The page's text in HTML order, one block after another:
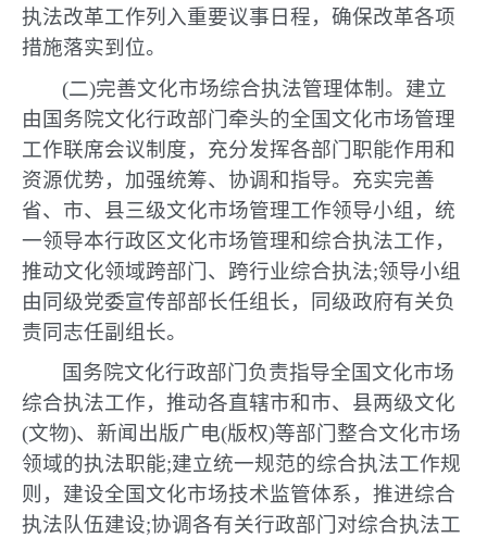
执法改革工作列入重要议事日程，确保改革各项
措施落实到位。
(二)完善文化市场综合执法管理体制。建立
由国务院文化行政部门牵头的全国文化市场管理
工作联席会议制度，充分发挥各部门职能作用和
资源优势，加强统筹、协调和指导。充实完善
省、市、县三级文化市场管理工作领导小组，统
一领导本行政区文化市场管理和综合执法工作，
推动文化领域跨部门、跨行业综合执法;领导小组
由同级党委宣传部部长任组长，同级政府有关负
责同志任副组长。
国务院文化行政部门负责指导全国文化市场
综合执法工作，推动各直辖市和市、县两级文化
(文物)、新闻出版广电(版权)等部门整合文化市场
领域的执法职能;建立统一规范的综合执法工作规
则，建设全国文化市场技术监管体系，推进综合
执法队伍建设;协调各有关行政部门对综合执法工